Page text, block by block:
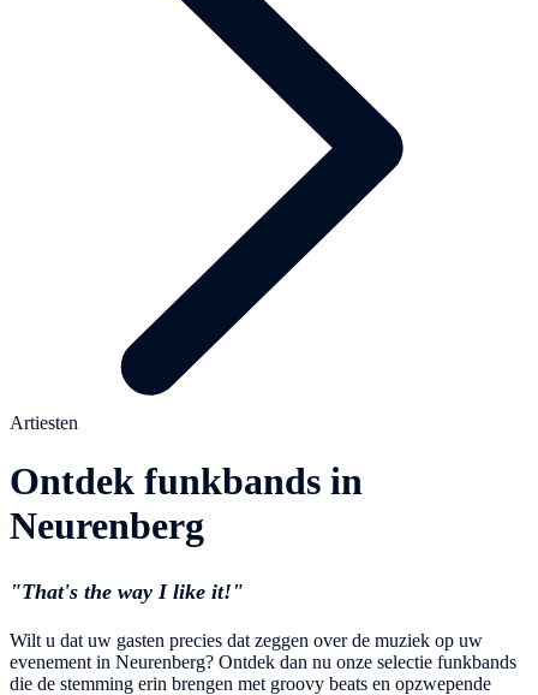
Artiesten
Ontdek funkbands in
Neurenberg
"That's the way I like it!"
Wilt u dat uw gasten precies dat zeggen over de muziek op uw
evenement in Neurenberg? Ontdek dan nu onze selectie funkbands
die de stemming erin brengen met groovy beats en opzwepende